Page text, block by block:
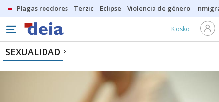
Plagas roedores Terzic Eclipse Violencia de género
Kiosko
SEXUALIDAD